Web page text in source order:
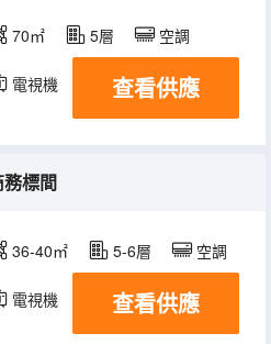
70㎡ 5層 空調
電視機 查看供應
務標間
36-40㎡ 5-6層 空調
電視機 查看供應